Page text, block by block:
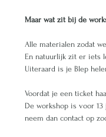
Maar wat zit bij de
Alle materialen zodat
En natuurlijk zit er iets
Uiteraard is je Blep
Voordat je een ticket
De workshop is voor 13
neem dan contact op